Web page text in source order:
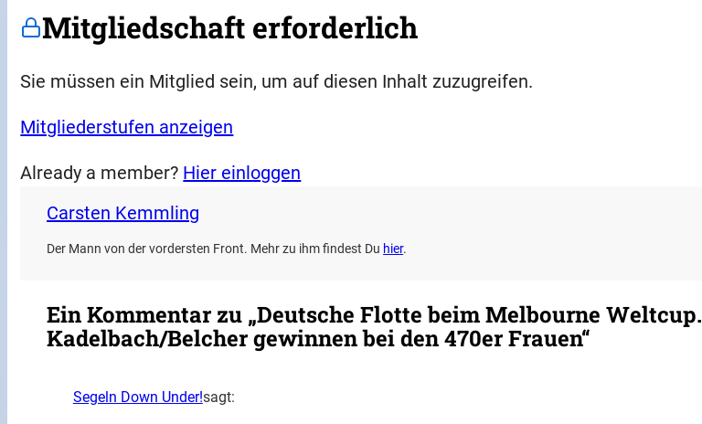
Mitgliedschaft erforderlich
Sie müssen ein Mitglied sein, um auf diesen Inhalt zuzugreifen.
Mitgliederstufen anzeigen
Already a member? Hier einloggen
Carsten Kemmling
Der Mann von der vordersten Front. Mehr zu ihm findest Du hier.
Ein Kommentar zu „Deutsche Flotte beim Melbourne Weltcup.
Kadelbach/Belcher gewinnen bei den 470er Frauen“
Segeln Down Under!sagt: